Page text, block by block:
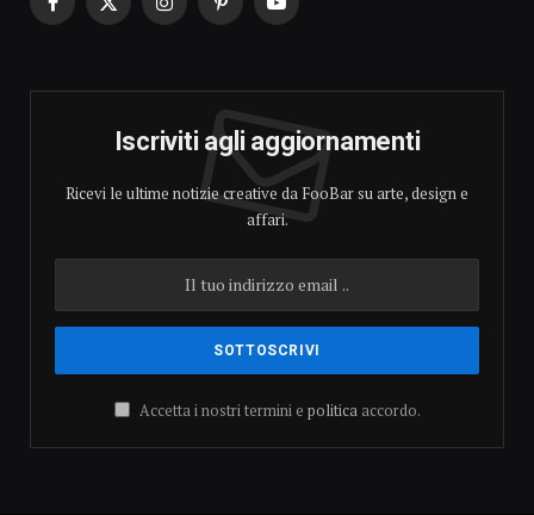
Facebook
X
InstagramPinterestYouTube
Iscriviti agli aggiornamenti
Ricevi le ultime notizie creative da FooBar su arte, design e
affari.
Accetta i nostri termini e politicaaccordo.